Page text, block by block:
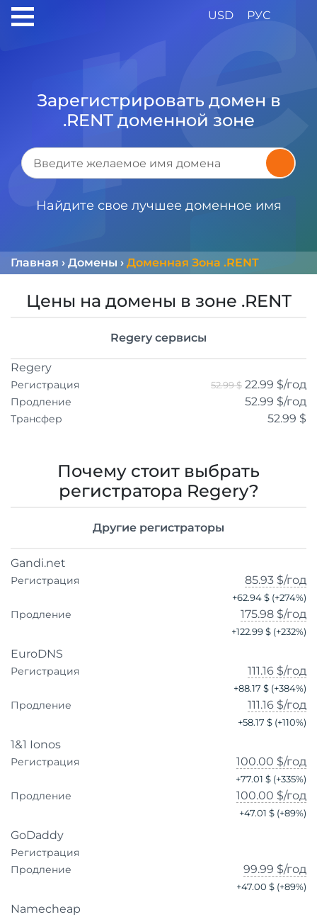
USD РУС
Зарегистрировать домен в
.RENT доменной зоне
Найдите свое лучшее доменное имя
Главная › Домены › Доменная Зона .RENT
Цены на домены в зоне .RENT
Regery сервисы
Regery
Регистрация 52.99 $ 22.99 $/год
Продление 52.99 $/год
Трансфер 52.99 $
Почему стоит выбрать
регистратора Regery?
Другие регистраторы
Gandi.net
Регистрация 85.93 $/год
+62.94 $ (+274%)
Продление 175.98 $/год
+122.99 $ (+232%)
EuroDNS
Регистрация 111.16 $/год
+88.17 $ (+384%)
Продление 111.16 $/год
+58.17 $ (+110%)
1&1 Ionos
Регистрация 100.00 $/год
+77.01 $ (+335%)
Продление 100.00 $/год
+47.01 $ (+89%)
GoDaddy
Регистрация
Продление
99.99 $/год
+47.00 $ (+89%)
Namecheap